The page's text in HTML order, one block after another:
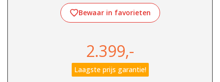
Bewaar in favorieten
2.399,-
Laagste prijs garantie!